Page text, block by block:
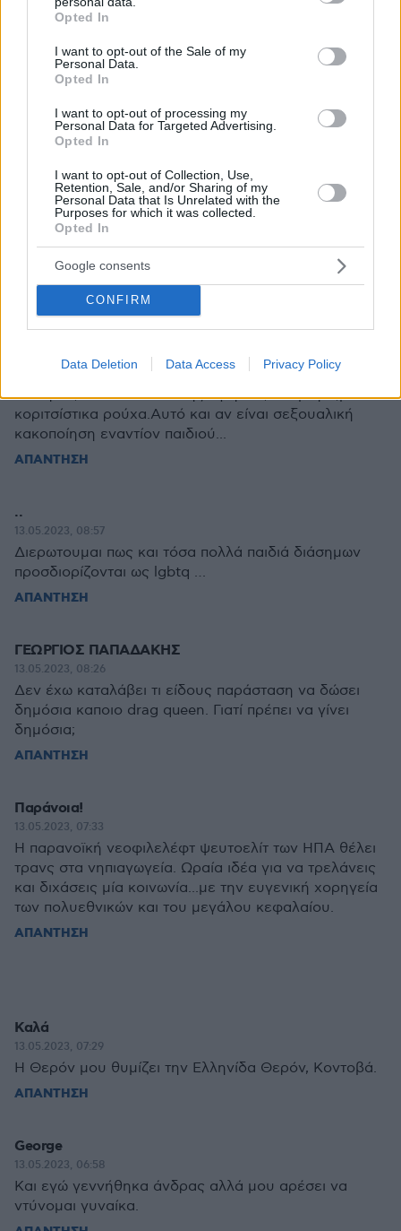
grant or deny consent to Google and its third-party tags to
use your data for below specified purposes in below Google
consent section.
Opted In
I want to opt-out of the Sale of my
Personal Data.
Opted In
I want to opt-out of processing my
Personal Data for Targeted Advertising.
Opted In
I want to opt-out of Collection, Use,
Retention, Sale, and/or Sharing of my
Personal Data that Is Unrelated with the
Purposes for which it was collected.
Opted In
Google consents
CONFIRM
Data Deletion Data Access Privacy Policy
στην Ελλάδα
03.08.2026, 11:06
Εθνική Τράπεζα: Η κορυφαία επιλογή για τη χρηματοδότηση
μεγάλων έργων
Διασκεδάζουμε υπεύθυνα, επιστρέφουμε με ασφάλεια
29.07.2026, 09:39
ΣΧΟΛΙΑ(8)
ΠΡΟΣΘΗΚΗ ΣΧΟΛΙΟΥ
Η Θερόν,ντύνει το θετό της αγοράκι,από μωρό,με
κοριτσίστικα ρούχα.Αυτό και αν είναι σεξουαλική
κακοποίηση εναντίον παιδιού...
ΑΠΑΝΤΗΣΗ
..
13.05.2023, 08:57
Διερωτουμαι πως και τόσα πολλά παιδιά διάσημων
προσδιορίζονται ως lgbtq …
ΑΠΑΝΤΗΣΗ
ΓΕΩΡΓΙΟΣ ΠΑΠΑΔΑΚΗΣ
13.05.2023, 08:26
Δεν έχω καταλάβει τι είδους παράσταση να δώσει
δημόσια καποιο drag queen. Γιατί πρέπει να γίνει
δημόσια;
ΑΠΑΝΤΗΣΗ
Παράνοια!
13.05.2023, 07:33
Η παρανοϊκή νεοφιλελέφτ ψευτοελίτ των ΗΠΑ θέλει
τρανς στα νηπιαγωγεία. Ωραία ιδέα για να τρελάνεις
και διχάσεις μία κοινωνία...με την ευγενική χορηγεία
των πολυεθνικών και του μεγάλου κεφαλαίου.
ΑΠΑΝΤΗΣΗ
Καλά
13.05.2023, 07:29
Η Θερόν μου θυμίζει την Ελληνίδα Θερόν, Κοντοβά.
ΑΠΑΝΤΗΣΗ
George
13.05.2023, 06:58
Και εγώ γεννήθηκα άνδρας αλλά μου αρέσει να
ντύνομαι γυναίκα.